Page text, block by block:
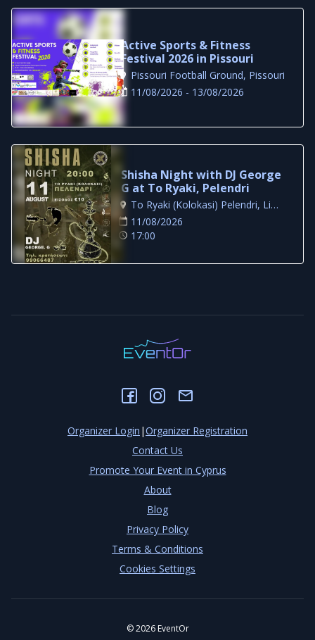
Active Sports & Fitness
Festival 2026 in Pissouri
Pissouri Football Ground, Pissouri
11/08/2026 - 13/08/2026
Shisha Night with DJ George
G at To Ryaki, Pelendri
To Ryaki (Kolokasi) Pelendri, Limassol
11/08/2026
17:00
Organizer Login |Organizer Registration
Contact Us
Promote Your Event in Cyprus
About
Blog
Privacy Policy
Terms & Conditions
Cookies Settings
©2026EventOr